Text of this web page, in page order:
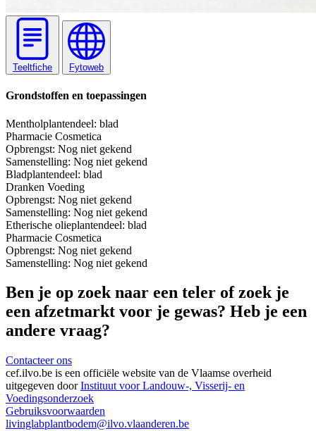
Teeltfiche Fytoweb
Grondstoffen en toepassingen
Mentholplantendeel: blad
Pharmacie Cosmetica
Opbrengst: Nog niet gekend
Samenstelling: Nog niet gekend
Bladplantendeel: blad
Dranken Voeding
Opbrengst: Nog niet gekend
Samenstelling: Nog niet gekend
Etherische olieplantendeel: blad
Pharmacie Cosmetica
Opbrengst: Nog niet gekend
Samenstelling: Nog niet gekend
Ben je op zoek naar een teler of zoek je
een afzetmarkt voor je gewas? Heb je een
andere vraag?
Contacteer ons
cef.ilvo.be is een officiële website van de Vlaamse overheid
uitgegeven doorInstituut voor Landouw-, Visserij- en
Voedingsonderzoek
Gebruiksvoorwaarden
livinglabplantbodem@ilvo.vlaanderen.be